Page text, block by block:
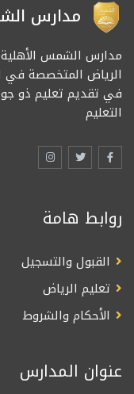
مدارس
مدارس الشمس
في تقديم تعليم ذو
التعليم
روابط هامة
القبول والتسجيل
تعليم الرياض
الأحكام والشروط
عنوان المدارس